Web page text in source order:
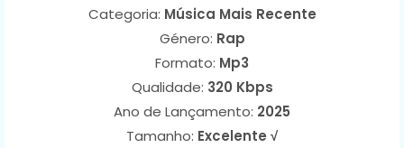
Categoria: Música Mais Recente
Género: Rap
Formato: Mp3
Qualidade: 320 Kbps
Ano de Lançamento: 2025
Tamanho: Excelente √